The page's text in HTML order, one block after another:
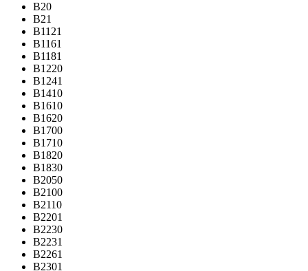
B20
B21
B1121
B1161
B1181
B1220
B1241
B1410
B1610
B1620
B1700
B1710
B1820
B1830
B2050
B2100
B2110
B2201
B2230
B2231
B2261
B2301